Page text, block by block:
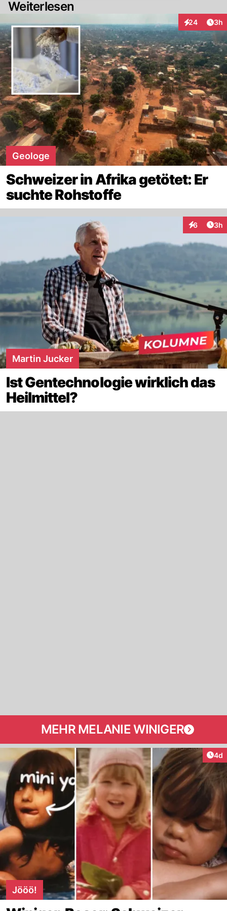
Weiterlesen
24
Interaktionen
3h
Geologe
Schweizer in Afrika getötet: Er
suchte Rohstoffe
6 3h
Martin Jucker
Ist Gentechnologie wirklich das
Heilmittel?
MEHR MELANIE WINIGER
4d
Jööö!